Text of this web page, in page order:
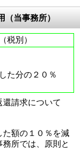
当事務所）
税別）
た分の２０％
還請求について
た額の１０％を減
所では、原則と